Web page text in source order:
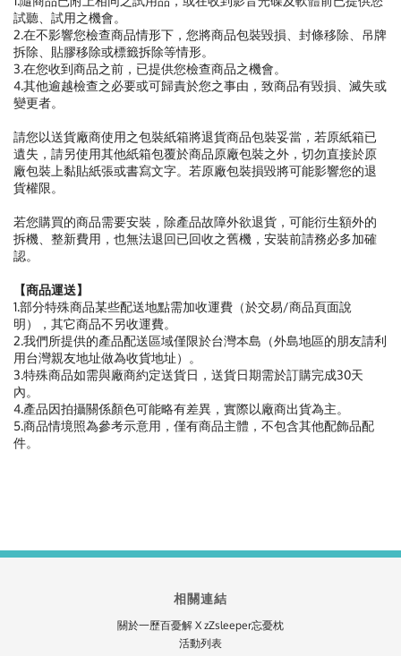
試聽、試用之機會。
2.在不影響您檢查商品情形下，您將商品包裝毀損、封條移除、吊牌
拆除、貼膠移除或標籤拆除等情形。
3.在您收到商品之前，已提供您檢查商品之機會。
4.其他逾越檢查之必要或可歸責於您之事由，致商品有毀損、滅失或
變更者。
請您以送貨廠商使用之包裝紙箱將退貨商品包裝妥當，若原紙箱已
遺失，請另使用其他紙箱包覆於商品原廠包裝之外，切勿直接於原
廠包裝上黏貼紙張或書寫文字。若原廠包裝損毀將可能影響您的退
貨權限。
若您購買的商品需要安裝，除產品故障外欲退貨，可能衍生額外的
拆機、整新費用，也無法退回已回收之舊機，安裝前請務必多加確
認。
【商品運送】
1.部分特殊商品某些配送地點需加收運費（於交易/商品頁面說
明），其它商品不另收運費。
2.我們所提供的產品配送區域僅限於台灣本島（外島地區的朋友請利
用台灣親友地址做為收貨地址）。
3.特殊商品如需與廠商約定送貨日，送貨日期需於訂購完成30天
內。
4.產品因拍攝關係顏色可能略有差異，實際以廠商出貨為主。
5.商品情境照為參考示意用，僅有商品主體，不包含其他配飾品配
件。
相關連結
關於一歷百憂解 X zZsleeper忘憂枕
活動列表